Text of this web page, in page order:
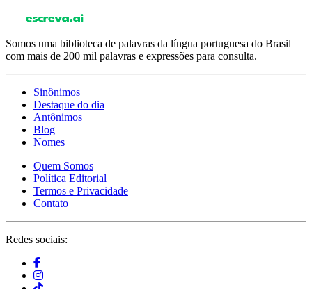
Somos uma biblioteca de palavras da língua portuguesa do Brasil
com mais de 200 mil palavras e expressões para consulta.
Sinônimos
Destaque do dia
Antônimos
Blog
Nomes
Quem Somos
Política Editorial
Termos e Privacidade
Contato
Redes sociais: